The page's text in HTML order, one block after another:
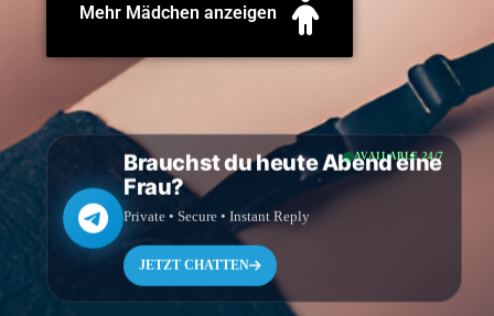
Mehr Mädchen anzeigen
AVAILABLE 24/7
Brauchst du heute Abend eine
Frau?
Private • Secure • Instant Reply
JETZT CHATTEN